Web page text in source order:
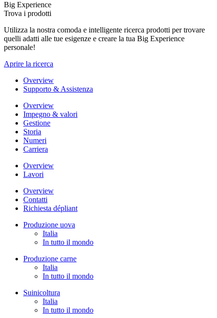
Big Experience
Trova i prodotti
Utilizza la nostra comoda e intelligente ricerca prodotti per trovare
quelli adatti alle tue esigenze e creare la tua Big Experience
personale!
Aprire la ricerca
Overview
Supporto & Assistenza
Overview
Impegno & valori
Gestione
Storia
Numeri
Carriera
Overview
Lavori
Overview
Contatti
Richiesta dépliant
Produzione uova
Italia
In tutto il mondo
Produzione carne
Italia
In tutto il mondo
Suinicoltura
Italia
In tutto il mondo